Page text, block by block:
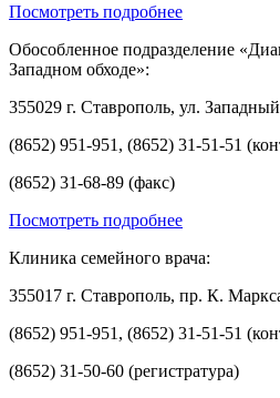
Посмотреть подробнее
Обособленное подразделение
Западном обходе»:
355029 г. Ставрополь, ул.
(8652) 951-951, (8652) 31-51-51
(8652) 31-68-89 (факс)
Посмотреть подробнее
Клиника семейного врача:
355017 г. Ставрополь, пр. К.
(8652) 951-951, (8652) 31-51-51
(8652) 31-50-60 (регистратура)